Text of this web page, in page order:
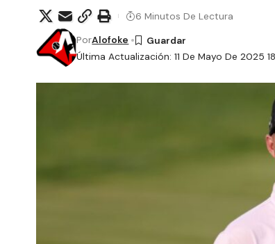
Última Actualización: 11 De Mayo De 2025
PorAlofoke
6 Minutos De Lectura